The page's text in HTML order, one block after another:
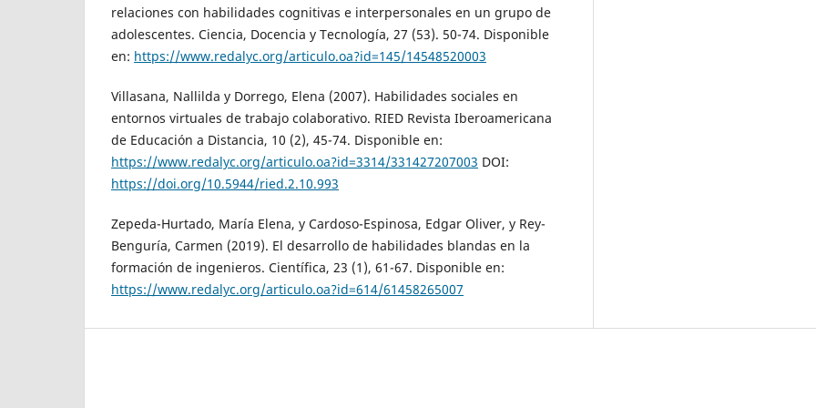
relaciones con habilidades cognitivas e interpersonales en un grupo de
adolescentes. Ciencia, Docencia y Tecnología, 27 (53). 50-74. Disponible
en: https://www.redalyc.org/articulo.oa?id=145/14548520003
Villasana, Nallilda y Dorrego, Elena (2007). Habilidades sociales en
entornos virtuales de trabajo colaborativo. RIED Revista Iberoamericana
de Educación a Distancia, 10 (2), 45-74. Disponible en:
https://www.redalyc.org/articulo.oa?id=3314/331427207003 DOI:
https://doi.org/10.5944/ried.2.10.993
Zepeda-Hurtado, María Elena, y Cardoso-Espinosa, Edgar Oliver, y Rey-
Benguría, Carmen (2019). El desarrollo de habilidades blandas en la
formación de ingenieros. Científica, 23 (1), 61-67. Disponible en:
https://www.redalyc.org/articulo.oa?id=614/61458265007